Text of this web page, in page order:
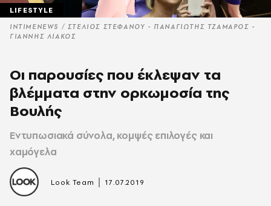
INTIMENEWS / ΣΤΕΛΙΟΣ ΣΤΕΦΑΝΟΥ - ΠΑΝΑΓΙΩΤΗΣ ΤΖΑΜΑΡΟΣ -
ΓΙΑΝΝΗΣ ΛΙΑΚΟΣ
LIFESTYLE
Οι παρουσίες που έκλεψαν τα
βλέμματα στην ορκωμοσία της
Βουλής
Εντυπωσιακά σύνολα, κομψές επιλογές και
χαμόγελα
Look Team 17.07.2019